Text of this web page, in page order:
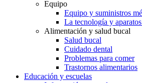
Equipo
Equipo y suministros
La tecnología y
Alimentación y salud bucal
Salud bucal
Cuidado dental
Problemas para comer
Trastornos alimentarios
Educación y escuelas